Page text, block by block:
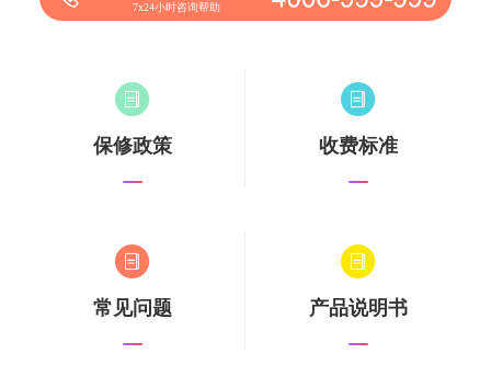
7x24小时咨询帮助
保修政策 收费标准
常见问题 产品说明书